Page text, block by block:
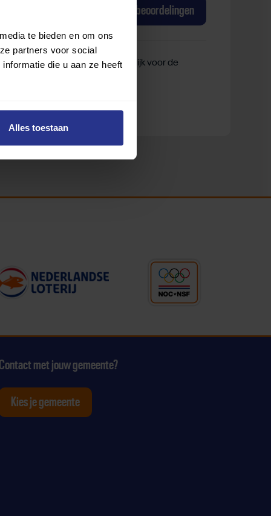
te bieden en om ons
partners voor social
die u aan ze heeft
Alles toestaan
Bekijk beoordelingenvan Fit met Visie
Sporten is niet verantwoordelijk voor de
op Linkedin
Contact met jouw gemeente?
Kies je gemeente